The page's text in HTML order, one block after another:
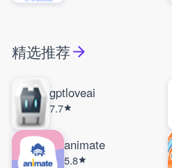
精选推荐
gptloveai
7.7
animate
5.8